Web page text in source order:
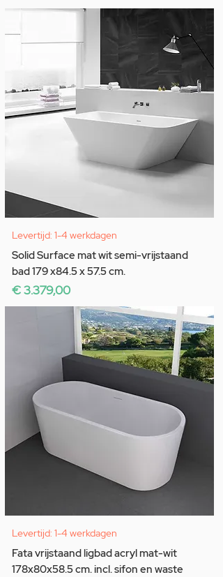
Levertijd: 1-4 werkdagen
Solid Surface mat wit semi-vrijstaand
bad 179 x84.5 x 57.5 cm.
Prijs
€ 3.379,00
Levertijd: 1-4 werkdagen
Fata vrijstaand ligbad acryl mat-wit
178x80x58.5 cm. incl. sifon en waste